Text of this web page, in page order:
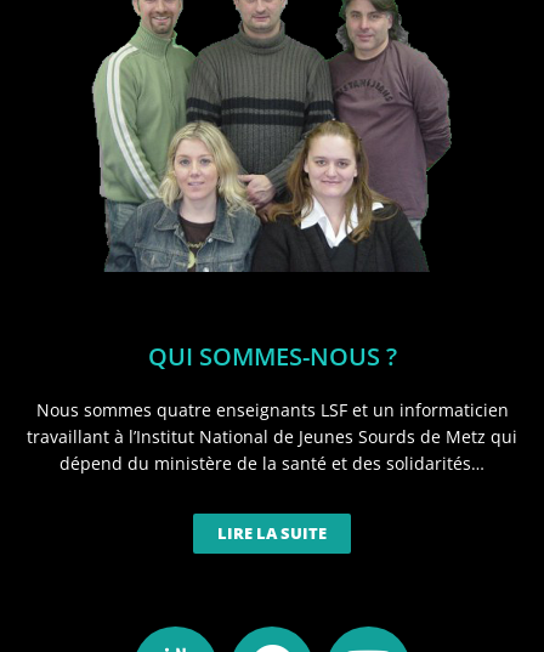
QUI SOMMES-NOUS ?
Nous sommes quatre enseignants LSF et un informaticien
travaillant à l’Institut National de Jeunes Sourds de Metz qui
dépend du ministère de la santé et des solidarités…
LIRE LA SUITE